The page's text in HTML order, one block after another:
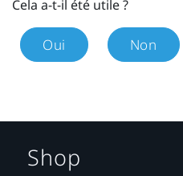
Cela a-t-il été utile ?
Oui Non
Shop